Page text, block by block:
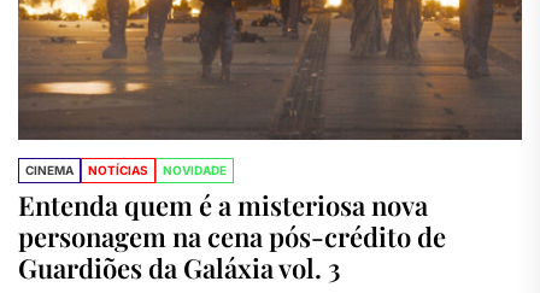
CINEMA NOTÍCIAS NOVIDADE
Entenda quem é a misteriosa nova
personagem na cena pós-crédito de
Guardiões da Galáxia vol. 3